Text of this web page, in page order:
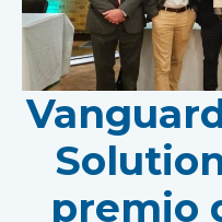
premio